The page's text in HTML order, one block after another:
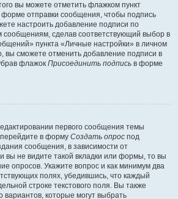
вы можете отметить флажком пункт
форме отправки сообщения, чтобы подпись
настроить добавление подписи по
сделав соответствующий выбор в
пункта «Личные настройки» в личном
вы сможете отменить добавление подписи в
флажок Присоединить подпись в форме
первого сообщения темы
в форму Создать опрос под
сообщения, в зависимости от
вы не видите такой вкладки или формы, то вы
опросов. Укажите вопрос и как минимум два
полях, убедившись, что каждый
строке текстового поля. Вы также
вариантов, которые могут выбрать